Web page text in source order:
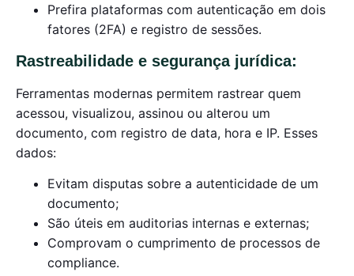
Prefira plataformas com autenticação em dois
fatores (2FA) e registro de sessões.
Rastreabilidade e segurança jurídica:
Ferramentas modernas permitem rastrear quem
acessou, visualizou, assinou ou alterou um
documento, com registro de data, hora e IP. Esses
dados:
Evitam disputas sobre a autenticidade de um
documento;
São úteis em auditorias internas e externas;
Comprovam o cumprimento de processos de
compliance.